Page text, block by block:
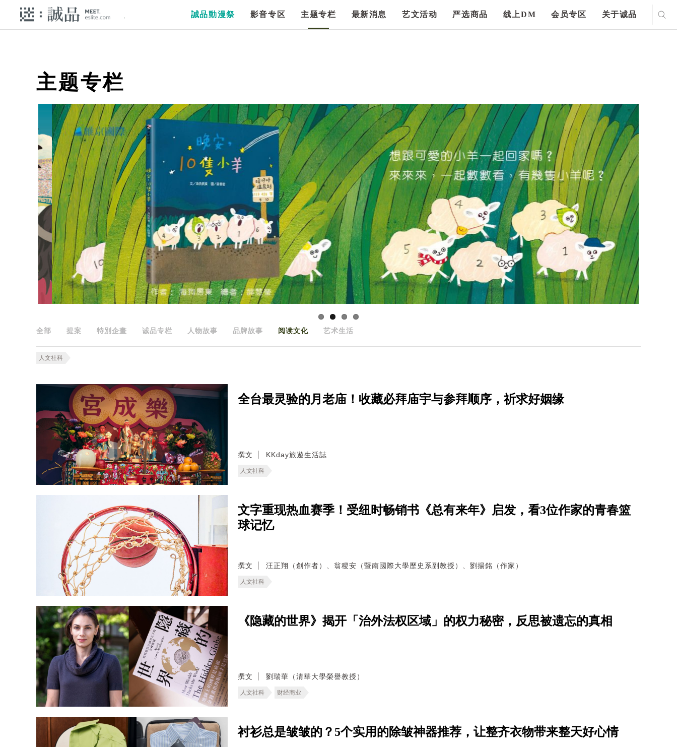
誠品動漫祭 影音专区 主题专栏 最新消息 艺文活动 严选商品 线上DM 会员专区 关于诚品
主题专栏
全部 提案 特別企畫 诚品专栏 人物故事 品牌故事 阅读文化 艺术生活
人文社科
全台最灵验的月老庙！收藏必拜庙宇与参拜顺序，祈求好姻缘
撰文 KKday旅遊生活誌
人文社科
文字重现热血赛季！受纽时畅销书《总有来年》启发，看3位作家的青春篮
球记忆
撰文 汪正翔（創作者）、翁稷安（暨南國際大學歷史系副教授）、劉揚銘（作家）
人文社科
《隐藏的世界》揭开「治外法权区域」的权力秘密，反思被遗忘的真相
撰文 劉瑞華（清華大學榮譽教授）
人文社科 财经商业
衬衫总是皱皱的？5个实用的除皱神器推荐，让整齐衣物带来整天好心情